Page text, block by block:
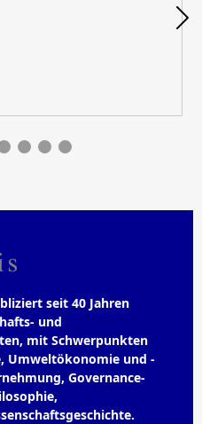
seit 40 Jahren
und
mit Schwerpunkten
Umweltökonomie und -
Governance-